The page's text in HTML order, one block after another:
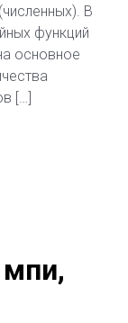
В
функций
основное
[…]